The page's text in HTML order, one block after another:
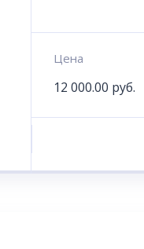
Цена
12 000.00 руб.